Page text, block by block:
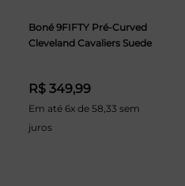
Boné 9FIFTY Pré-Curved
Cleveland Cavaliers Suede
R$ 349,99
Em até 6x de 58,33 sem
juros